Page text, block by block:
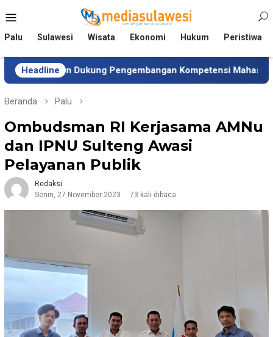
ke
Mobile
Palu Sulawesi Wisata Ekonomi Hukum Peristiwa
Headline
Dukung Pengembangan Kompetensi Mahasiswa
Beranda Palu
Ombudsman RI Kerjasama AMNu
dan IPNU Sulteng Awasi
Pelayanan Publik
Redaksi
Senin, 27 November 2023
73 kali dibaca